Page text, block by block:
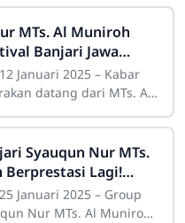
Al Muniroh yang
baruMTs. Al Muniroh
Banjari Jawa
Memukau di MAN 1
Januari 2025 – Kabar
datang dari MTs. Al
Gresik,
Syauqun Nur MTs.
Lagi!
Albanjari Se-Jawa
Talenta Hebat!
Januari 2025 – Group
Nur MTs. Al Muniroh